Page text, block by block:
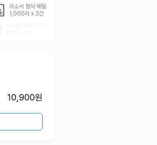
자소서 첨삭 매일
1,000자 x 3건
10,900원